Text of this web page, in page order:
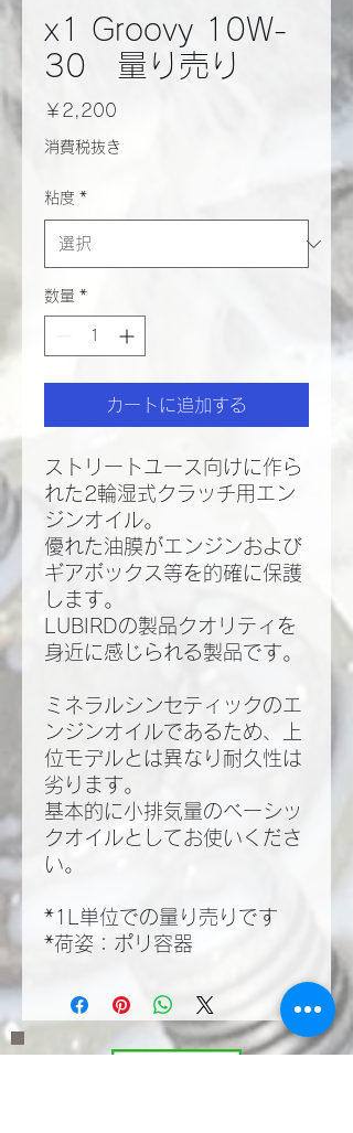
x1 Groovy 10W-
30 量り売り
￥2,200
格
消費税抜き
粘度 *
数量 *
カートに追加する
ストリートユース向けに作ら
れた2輪湿式クラッチ用エン
ジンオイル。
優れた油膜がエンジンおよび
ギアボックス等を的確に保護
します。
LUBIRDの製品クオリティを
身近に感じられる製品です。
ミネラルシンセティックのエ
ンジンオイルであるため、上
位モデルとは異なり耐久性は
劣ります。
基本的に小排気量のベーシッ
クオイルとしてお使いくださ
い。
*1L単位での量り売りです
*荷姿：ポリ容器